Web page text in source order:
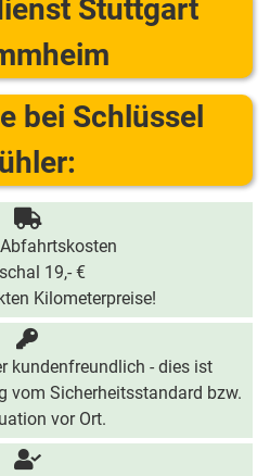
Stuttgart
bei Schlüssel
19,- €
Kilometerpreise!
kundenfreundlich - dies ist
vom Sicherheitsstandard bzw.
vor Ort.